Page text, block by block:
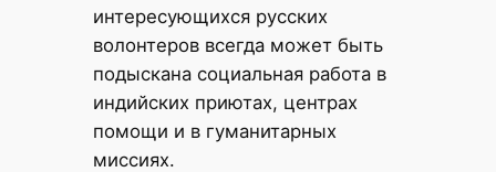
интересующихся русских
волонтеров всегда может быть
подыскана социальная работа в
индийских приютах, центрах
помощи и в гуманитарных
миссиях.